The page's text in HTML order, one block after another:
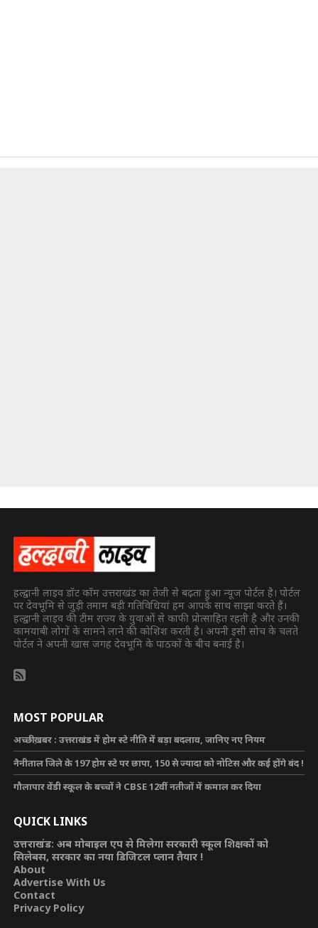
हल्द्वानी लाइव डॉट कॉम उत्तराखंड का तेजी से बढ़ता हुआ न्यूज पोर्टल है। पोर्टल
पर देवभूमि से जुड़ी तमाम बड़ी गतिविधियां हम आपके साथ साझा करते हैं।
हल्द्वानी लाइव की टीम राज्य के युवाओं से काफी प्रोत्साहित रहती है और उनकी
कामयाबी लोगों के सामने लाने की कोशिश करती है। अपनी इसी सोच के चलते
पोर्टल ने अपनी खास जगह देवभूमि के पाठकों के बीच बनाई है।
MOST POPULAR
अच्छी ख़बर : उत्तराखंड में होम स्टे नीति में बड़ा बदलाव, जानिए नए नियम
नैनीताल जिले के 197 होम स्टे पर छापा, 150 से ज्यादा को नोटिस और कई होंगे बंद !
गौलापार वेंडी स्कूल के बच्चों ने CBSE 12वीं नतीजों में कमाल कर दिया
QUICK LINKS
उत्तराखंड: अब मोबाइल एप से मिलेगा सरकारी स्कूल शिक्षकों को
सिलेबस, सरकार का नया डिजिटल प्लान तैयार !
About
Advertise With Us
Contact
Privacy Policy